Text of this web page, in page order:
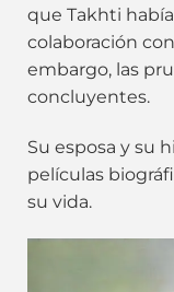
que Takhti
colaboración
embargo, las
concluyentes.
Su esposa y su
películas
su vida.